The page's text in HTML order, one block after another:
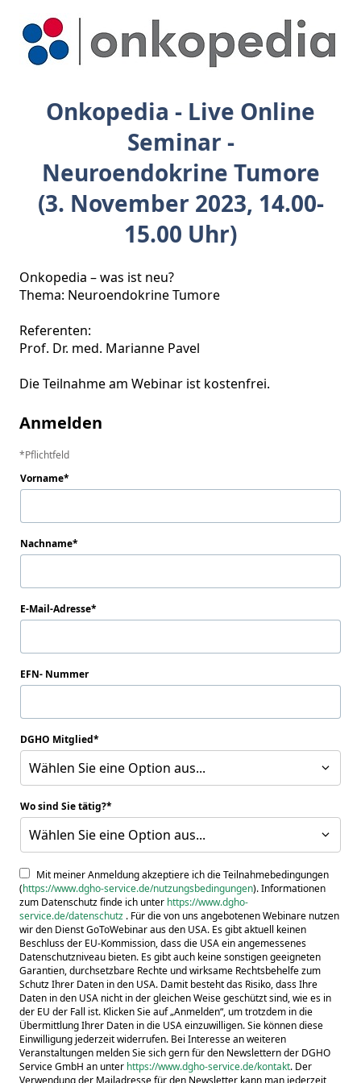
Onkopedia - Live Online
Seminar -
Neuroendokrine Tumore
(3. November 2023, 14.00-
15.00 Uhr)
Onkopedia – was ist neu?
Thema: Neuroendokrine Tumore
Referenten:
Prof. Dr. med. Marianne Pavel
Die Teilnahme am Webinar ist kostenfrei.
Anmelden
Pflichtfeld
Vorname
Nachname
E-Mail-Adresse
EFN- Nummer
DGHO Mitglied
Wählen Sie eine Option aus...
Wo sind Sie tätig?
Wählen Sie eine Option aus...
Mit meiner Anmeldung akzeptiere ich die Teilnahmebedingungen
(https://www.dgho-service.de/nutzungsbedingungen). Informationen
zum Datenschutz finde ich unter https://www.dgho-
service.de/datenschutz . Für die von uns angebotenen Webinare nutzen
wir den Dienst GoToWebinar aus den USA. Es gibt aktuell keinen
Beschluss der EU-Kommission, dass die USA ein angemessenes
Datenschutzniveau bieten. Es gibt auch keine sonstigen geeigneten
Garantien, durchsetzbare Rechte und wirksame Rechtsbehelfe zum
Schutz Ihrer Daten in den USA. Damit besteht das Risiko, dass Ihre
Daten in den USA nicht in der gleichen Weise geschützt sind, wie es in
der EU der Fall ist. Klicken Sie auf „Anmelden“, um trotzdem in die
Übermittlung Ihrer Daten in die USA einzuwilligen. Sie können diese
Einwilligung jederzeit widerrufen. Bei Interesse an weiteren
Veranstaltungen melden Sie sich gern für den Newslettern der DGHO
Service GmbH an unter https://www.dgho-service.de/kontakt. Der
Verwendung der Mailadresse für den Newsletter kann man jederzeit